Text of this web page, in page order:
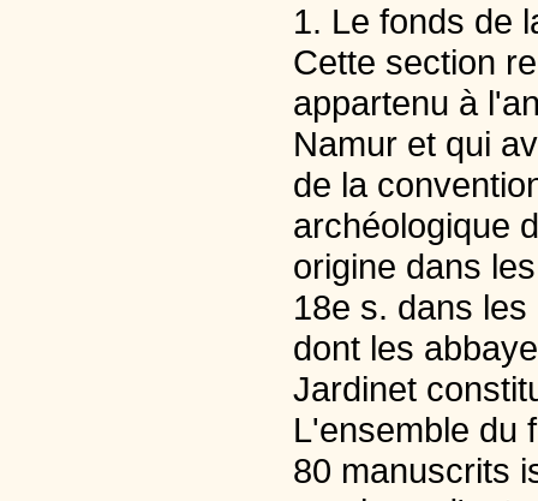
1. Le fonds de
Cette section
appartenu à
Namur et qui
de la
archéologique
origine dans
18e s. dans
dont les
Jardinet
L'ensemble du
80 manuscrits